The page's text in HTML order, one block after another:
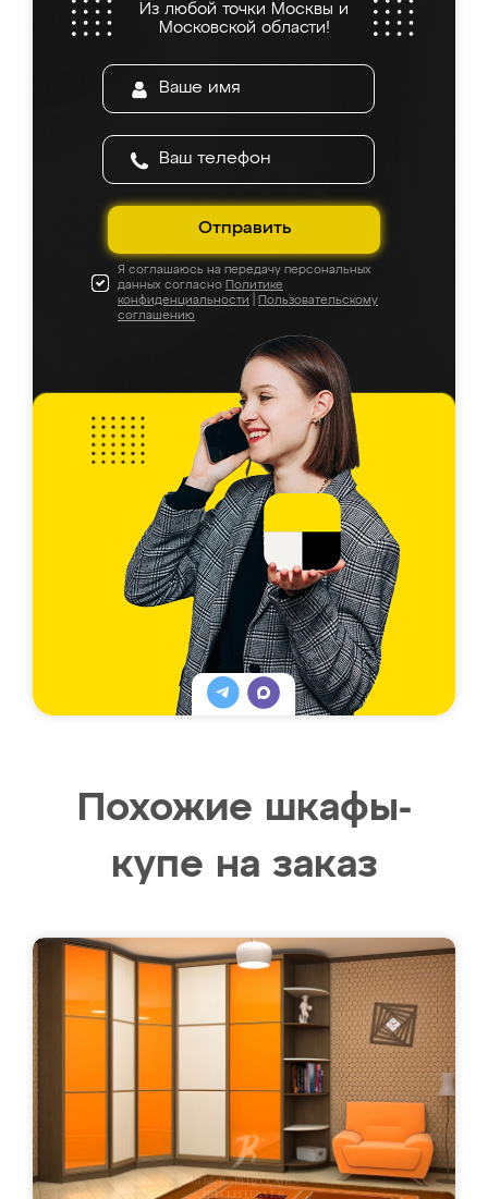
Из любой точки Москвы и
Московской области!
Отправить
Я соглашаюсь на передачу персональных
данных согласно Политике
конфиденциальности
Пользовательскому
соглашению
Похожие шкафы-
купе на заказ